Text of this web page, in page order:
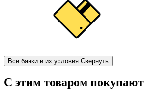
Все банки и их условия Свернуть
С этим товаром покупают